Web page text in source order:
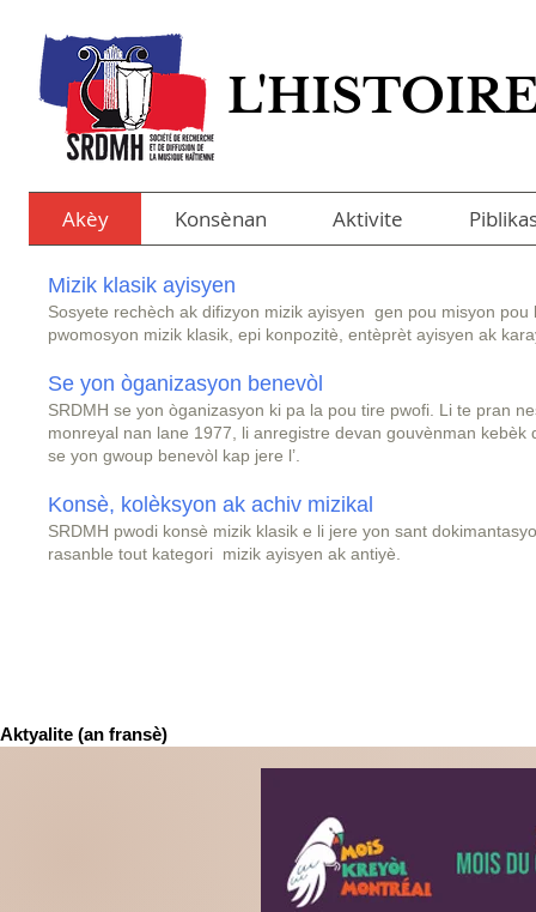
Akèy Konsènan Aktivite
Mizik klasik ayisyen
Sosyete rechèch ak difizyon mizik ayisyen gen pou misyon pou
pwomosyon mizik klasik, epi konpozitè, entèprèt ayisyen ak
Se yon òganizasyon benevòl
SRDMH se yon òganizasyon ki pa la pou tire pwofi. Li te pran
monreyal nan lane 1977, li anregistre devan gouvènman kebèk
se yon gwoup benevòl kap jere l’.
Konsè, kolèksyon ak achiv mizikal
SRDMH pwodi konsè mizik klasik e li jere yon sant
rasanble tout kategori mizik ayisyen ak antiyè.
Aktyalite (an fransè)